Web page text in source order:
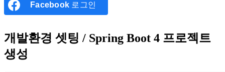
Facebook 로그인
개발환경 셋팅 / Spring Boot 4 프로젝트
생성